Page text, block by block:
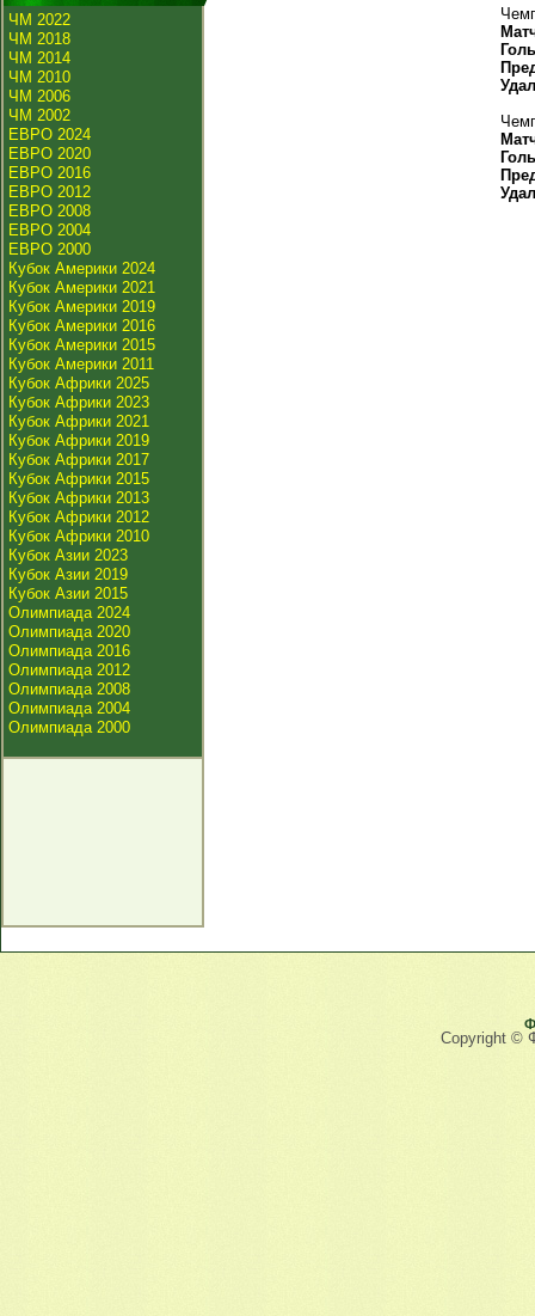
ЧМ 2022
ЧМ 2018
ЧМ 2014
ЧМ 2010
ЧМ 2006
ЧМ 2002
ЕВРО 2024
ЕВРО 2020
ЕВРО 2016
ЕВРО 2012
ЕВРО 2008
ЕВРО 2004
ЕВРО 2000
Кубок Америки 2024
Кубок Америки 2021
Кубок Америки 2019
Кубок Америки 2016
Кубок Америки 2015
Кубок Америки 2011
Кубок Африки 2025
Кубок Африки 2023
Кубок Африки 2021
Кубок Африки 2019
Кубок Африки 2017
Кубок Африки 2015
Кубок Африки 2013
Кубок Африки 2012
Кубок Африки 2010
Кубок Азии 2023
Кубок Азии 2019
Кубок Азии 2015
Олимпиада 2024
Олимпиада 2020
Олимпиада 2016
Олимпиада 2012
Олимпиада 2008
Олимпиада 2004
Олимпиада 2000
Copyright ©